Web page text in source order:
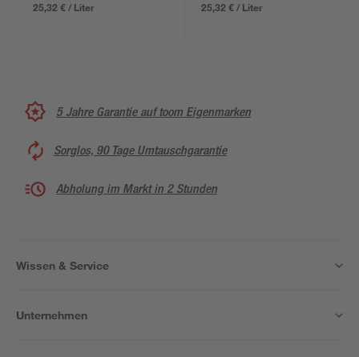
25,32 € / Liter 25,32 € / Liter
5 Jahre Garantie auf toom Eigenmarken
Sorglos, 90 Tage Umtauschgarantie
Abholung im Markt in 2 Stunden
Wissen & Service
Unternehmen